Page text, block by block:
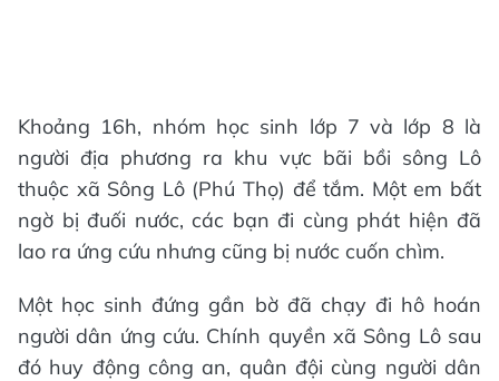
Khoảng 16h, nhóm học sinh lớp 7 và lớp 8 là
người địa phương ra khu vực bãi bồi sông Lô
thuộc xã Sông Lô (Phú Thọ) để tắm. Một em bất
ngờ bị đuối nước, các bạn đi cùng phát hiện đã
lao ra ứng cứu nhưng cũng bị nước cuốn chìm.
Một học sinh đứng gần bờ đã chạy đi hô hoán
người dân ứng cứu. Chính quyền xã Sông Lô sau
đó huy động công an, quân đội cùng người dân